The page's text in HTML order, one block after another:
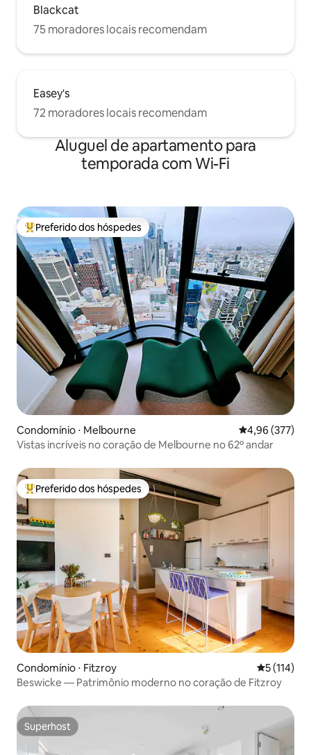
Blackcat
75 moradores locais recomendam
Easey's
72 moradores locais recomendam
Aluguel de apartamento para
temporada com Wi-Fi
Entre os melhores preferidos dos hóspedes
Preferido dos hóspedes
Condomínio ⋅ Melbourne 4,96 de uma
4,96 (377)
Vistas incríveis no coração de Melbourne no 62º andar
Entre os melhores preferidos dos hóspedes
Preferido dos hóspedes
Condomínio ⋅ Fitzroy 5 de uma
5 (114)
Beswicke — Patrimônio moderno no coração de Fitzroy
Superhost
Superhost